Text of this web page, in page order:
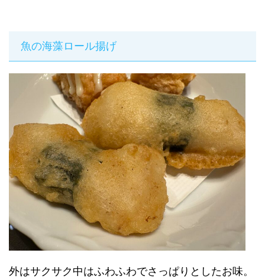
魚の海藻ロール揚げ
外はサクサク中はふわふわでさっぱりとしたお味。